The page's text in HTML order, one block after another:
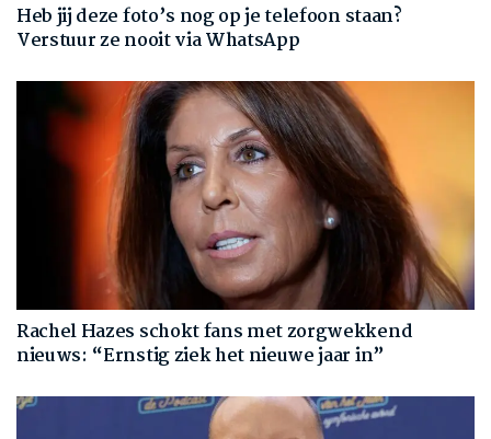
Heb jij deze foto’s nog op je telefoon staan?
Verstuur ze nooit via WhatsApp
Rachel Hazes schokt fans met zorgwekkend
nieuws: “Ernstig ziek het nieuwe jaar in”